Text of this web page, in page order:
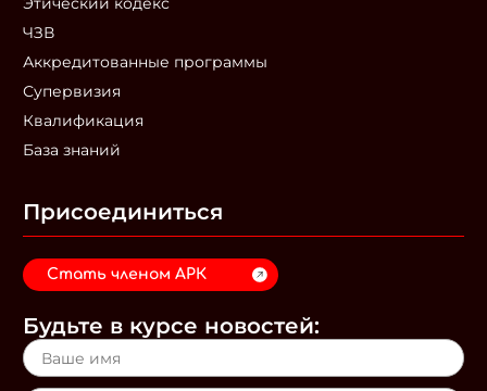
ЧЗВ
Аккредитованные программы
Супервизия
Квалификация
База знаний
Присоединиться
Стать членом АРК
Будьте в курсе новостей: